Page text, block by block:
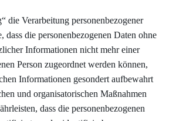
die Verarbeitung personenbezogener
dass die personenbezogenen Daten ohne
Informationen nicht mehr einer
Person zugeordnet werden können,
Informationen gesondert aufbewahrt
und organisatorischen Maßnahmen
dass die personenbezogenen